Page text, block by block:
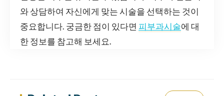
와 상담하여 자신에게 맞는 시술을 선택하는 것이
중요합니다. 궁금한 점이 있다면 피부과시술에 대
한 정보를 참고해 보세요.